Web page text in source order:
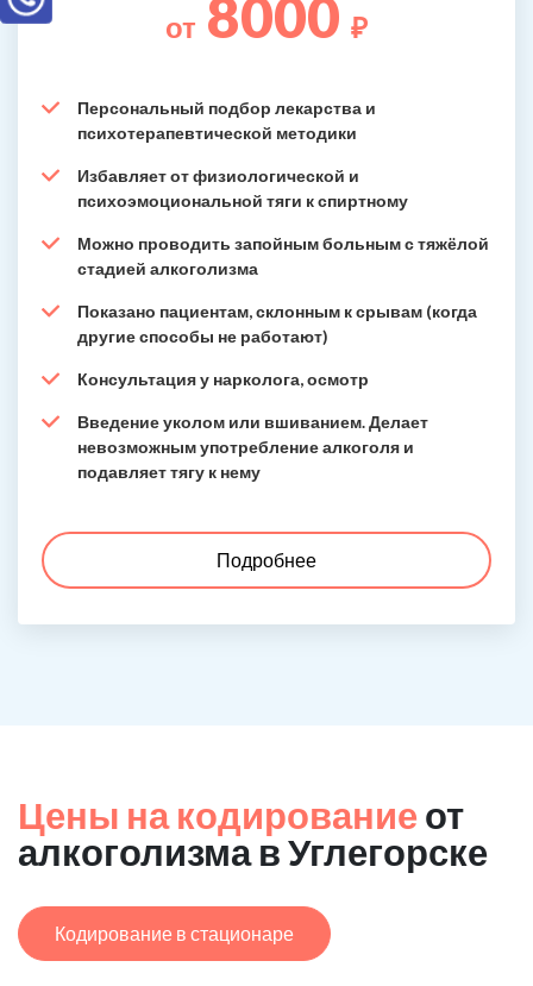
от 8000 ₽
Персональный подбор лекарства и
психотерапевтической методики
Избавляет от физиологической и
психоэмоциональной тяги к спиртному
Можно проводить запойным больным с тяжёлой
стадией алкоголизма
Показано пациентам, склонным к срывам (когда
другие способы не работают)
Консультация у нарколога, осмотр
Введение уколом или вшиванием. Делает
невозможным употребление алкоголя и
подавляет тягу к нему
Подробнее
Цены на кодирование от
алкоголизма в Углегорске
Кодирование в стационаре